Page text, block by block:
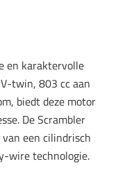
en karaktervolle
twin, 803 cc aan
biedt deze motor
De Scrambler
een cilindrisch
wire technologie.